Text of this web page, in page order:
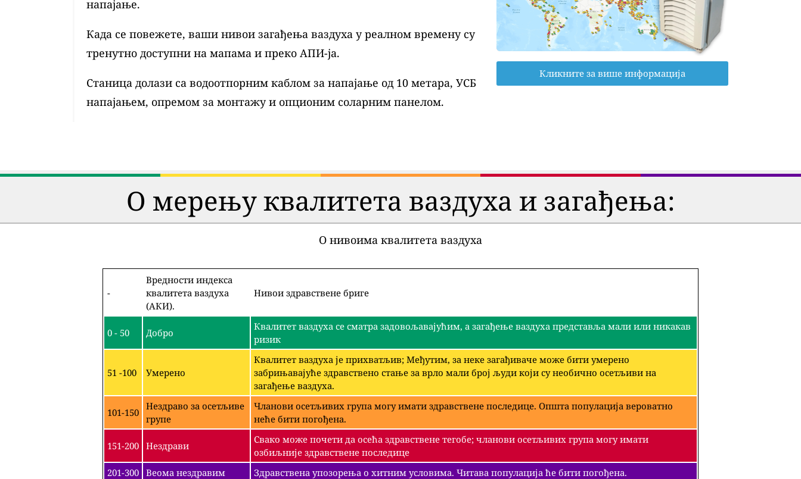
напајање.
Када се повежете, ваши нивои загађења ваздуха у реалном времену су
тренутно доступни на мапама и преко АПИ-ја.
Станица долази са водоотпорним каблом за напајање од 10 метара, УСБ
напајањем, опремом за монтажу и опционим соларним панелом.
Кликните за више информација
О мерењу квалитета ваздуха и загађења:
О нивоима квалитета ваздуха
-
Вредности индекса
квалитета ваздуха
(АКИ).
Нивои здравствене бриге
0 - 50 Добро
Квалитет ваздуха се сматра задовољавајућим, а загађење ваздуха представља мали или никакав
ризик
51 -100 Умерено
Квалитет ваздуха је прихватљив; Међутим, за неке загађиваче може бити умерено
забрињавајуће здравствено стање за врло мали број људи који су необично осетљиви на
загађење ваздуха.
101-150
Нездраво за осетљиве
групе
Чланови осетљивих група могу имати здравствене последице. Општа популација вероватно
неће бити погођена.
151-200 Нездрави
Свако може почети да осећа здравствене тегобе; чланови осетљивих група могу имати
озбиљније здравствене последице
201-300 Веома нездравим
Здравствена упозорења о хитним условима. Читава популација ће бити погођена.